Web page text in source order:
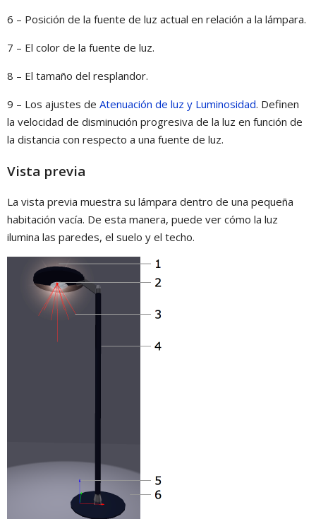
6 – Posición de la fuente de luz actual en relación a la lámpara.
7 – El color de la fuente de luz.
8 – El tamaño del resplandor.
9 – Los ajustes de Atenuación de luz y Luminosidad. Definen
la velocidad de disminución progresiva de la luz en función de
la distancia con respecto a una fuente de luz.
Vista previa
La vista previa muestra su lámpara dentro de una pequeña
habitación vacía. De esta manera, puede ver cómo la luz
ilumina las paredes, el suelo y el techo.